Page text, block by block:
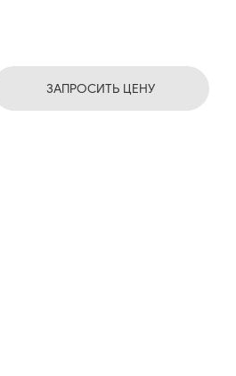
ЗАПРОСИТЬ ЦЕНУ